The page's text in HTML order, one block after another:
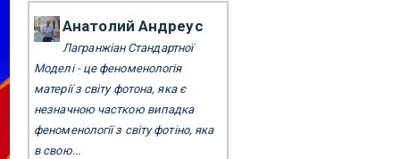
Анатолий Андреус
Лагранжіан Стандартної
Моделі - це феноменологія
матерії з світу фотона, яка є
незначною часткою випадка
феноменології з світу фотіно, яка
в свою...